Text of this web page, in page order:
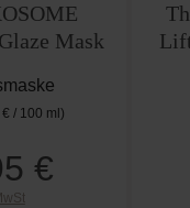
Mask
/ 100 ml)
Preis:
€